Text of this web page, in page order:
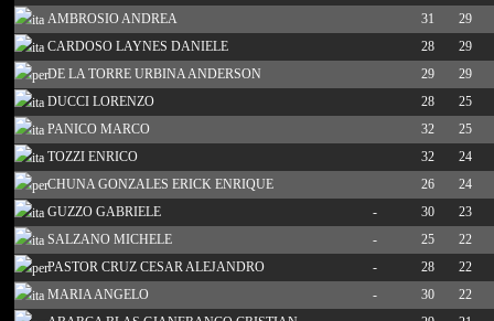
AMBROSIO ANDREA
31
29
CARDOSO LAYNES DANIELE
28
29
DE LA TORRE URBINA ANDERSON
29
29
DUCCI LORENZO
28
25
PANICO MARCO
32
25
TOZZI ENRICO
32
24
CHUNA GONZALES ERICK ENRIQUE
26
24
GUZZO GABRIELE
- 30
23
SALZANO MICHELE
- 25
22
PASTOR CRUZ CESAR ALEJANDRO
- 28
22
MARIA ANGELO
- 30
22